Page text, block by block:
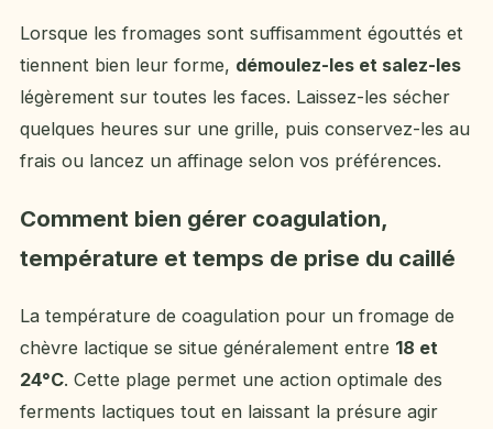
Lorsque les fromages sont suffisamment égouttés et
tiennent bien leur forme, démoulez-les et salez-les
légèrement sur toutes les faces. Laissez-les sécher
quelques heures sur une grille, puis conservez-les au
frais ou lancez un affinage selon vos préférences.
Comment bien gérer coagulation,
température et temps de prise du caillé
La température de coagulation pour un fromage de
chèvre lactique se situe généralement entre 18 et
24°C. Cette plage permet une action optimale des
ferments lactiques tout en laissant la présure agir